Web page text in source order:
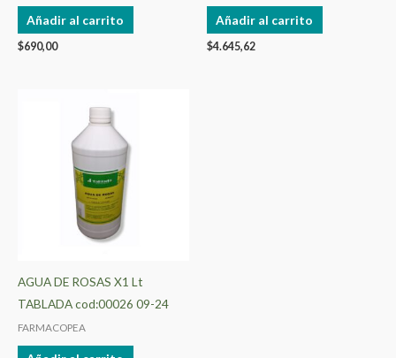
Añadir al carrito
$690,00
Añadir al carrito
$4.645,62
AGUA DE ROSAS X1 Lt
TABLADA cod:00026 09-24
FARMACOPEA